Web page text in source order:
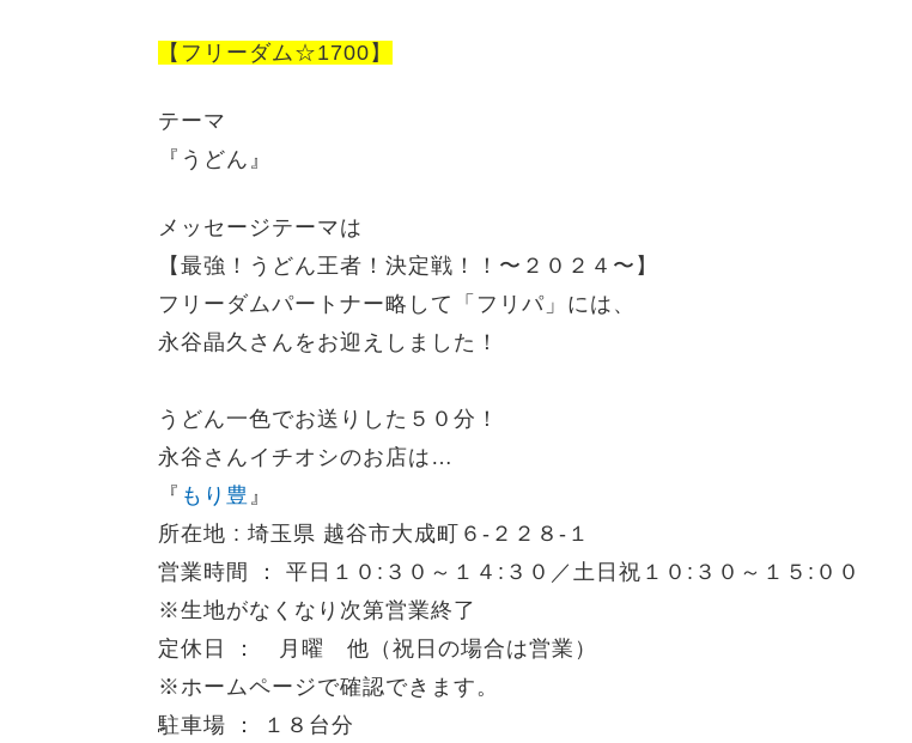
【フリーダム☆1700】
テーマ
『うどん』
メッセージテーマは
【 最強！うどん王者！決定戦！！〜２０２４〜 】
フリーダムパートナー略して「フリパ」には、
永谷晶久さんをお迎えしました！
うどん一色でお送りした５０分！
永谷さんイチオシのお店は…
『 もり豊 』
所在地 : 埼玉県 越谷市大成町６-２２８-１
営業時間 ： 平日１０:３０～１４:３０／土日祝１０:３０～１５:００
※生地がなくなり次第営業終了
定休日 ： 月曜 他（祝日の場合は営業）
※ホームページで確認できます。
駐車場 ： １８台分